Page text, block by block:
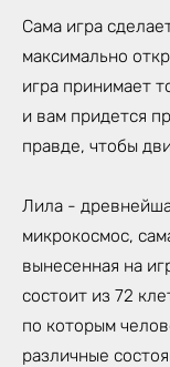
Сама игра
максимально
игра принимает
и вам придется
правде, чтобы
Лила -
микрокосмос,
вынесенная на
состоит из 72
по которым
различные